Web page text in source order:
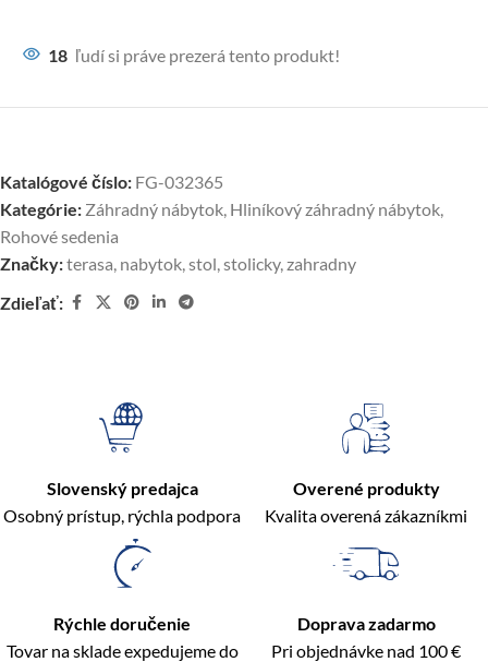
18 ľudí si práve prezerá tento produkt!
Katalógové číslo: FG-032365
Kategórie: Záhradný nábytok, Hliníkový záhradný nábytok,
Rohové sedenia
Značky:terasa, nabytok,stol,stolicky,zahradny
Zdieľať:
Slovenský predajca
Osobný prístup, rýchla podpora
Overené produkty
Kvalita overená zákazníkmi
Rýchle doručenie
Tovar na sklade expedujeme do
Doprava zadarmo
Pri objednávke nad 100 €